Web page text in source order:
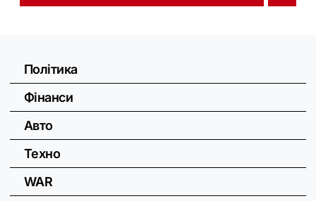
Політика
Фінанси
Авто
Техно
WAR